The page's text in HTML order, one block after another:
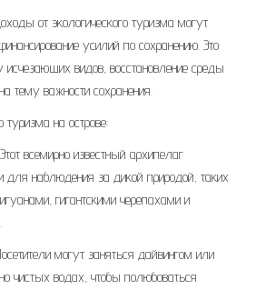
от экологического туризма могут
усилий по сохранению. Это
видов, восстановление среды
тему важности сохранения.
туризма на острове:
всемирно известный архипелаг
для наблюдения за дикой природой, таких
гигантскими черепахами и
могут заняться дайвингом или
чистых водах, чтобы полюбоваться